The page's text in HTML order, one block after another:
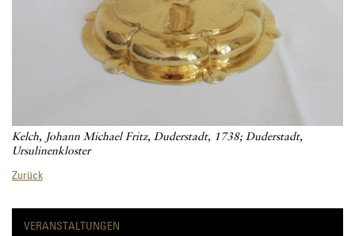
Kelch, Johann Michael Fritz, Duderstadt, 1738; Duderstadt,
Ursulinenkloster
Zurück
VERANSTALTUNGEN